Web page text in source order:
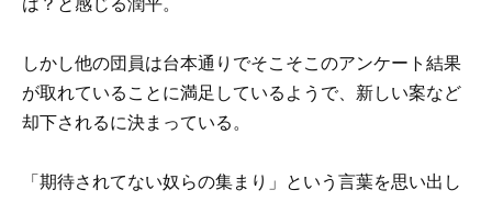
しかし他の団員は台本通りでそこそこのアンケート結果
が取れていることに満足しているようで、新しい案など
却下されるに決まっている。
「期待されてない奴らの集まり」という言葉を思い出し